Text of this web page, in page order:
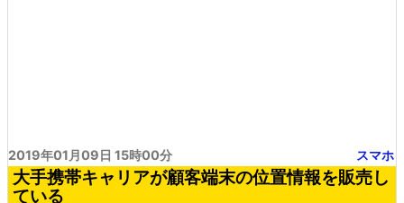
2019年01月09日 15時00分 スマホ
大手携帯キャリアが顧客端末の位置情報を販売し
ている